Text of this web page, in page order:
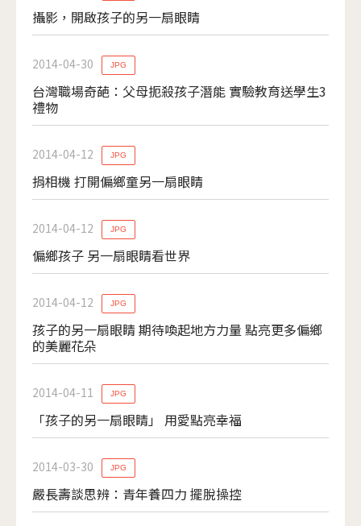
攝影，開啟孩子的另一扇眼睛
2014-04-30
台灣職場奇葩：父母扼殺孩子潛能 實驗教育送學生3
禮物
JPG
2014-04-12
捐相機 打開偏鄉童另一扇眼睛
JPG
2014-04-12
偏鄉孩子 另一扇眼睛看世界
JPG
2014-04-12
孩子的另一扇眼睛 期待喚起地方力量 點亮更多偏鄉
的美麗花朵
JPG
2014-04-11
「孩子的另一扇眼睛」 用愛點亮幸福
JPG
2014-03-30
嚴長壽談思辨：青年養四力 擺脫操控
JPG